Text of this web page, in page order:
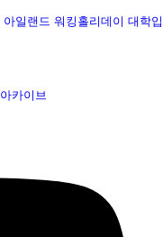
아일랜드 워킹홀리데이 대학입
아카이브